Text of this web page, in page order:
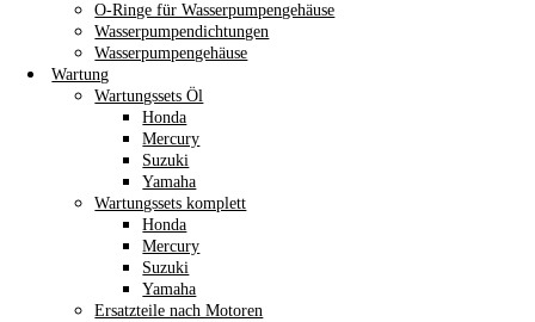
O-Ringe für Wasserpumpengehäuse
Wasserpumpendichtungen
Wasserpumpengehäuse
Wartung
Wartungssets Öl
Honda
Mercury
Suzuki
Yamaha
Wartungssets komplett
Honda
Mercury
Suzuki
Yamaha
Ersatzteile nach Motoren